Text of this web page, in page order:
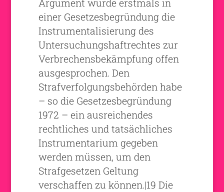
Argument wurde erstmals in
einer Gesetzesbegründung die
Instrumentalisierung des
Untersuchungshaftrechtes zur
Verbrechensbekämpfung offen
ausgesprochen. Den
Strafverfolgungsbehörden habe
– so die Gesetzesbegründung
1972 – ein ausreichendes
rechtliches und tatsächliches
Instrumentarium gegeben
werden müssen, um den
Strafgesetzen Geltung
verschaffen zu können.|19 Die